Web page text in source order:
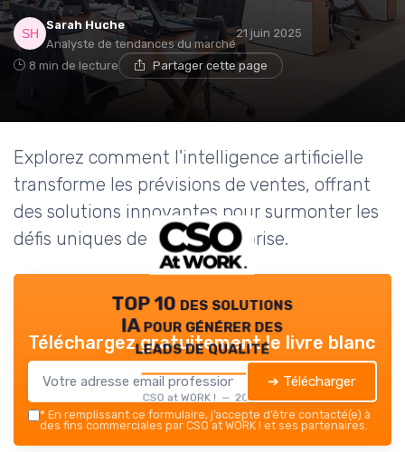
Sarah Huche
Analyste de tendances du marché
21 juin 2025
8 min de lecture Partager cette page
Explorez comment l'intelligence artificielle
transforme les prévisions de ventes, offrant
des solutions innovantes pour surmonter les
défis uniques de notre entreprise.
TOP 10 des solutions
IA pour générer des
leads de qualité
CSO at WORK ! — 2026
Téléchargez gratuitement le livre blanc
➔ Télécharger
* En remplissant ce formulaire, j’accepte d’être contacté(e) à
des fins commerciales par CSO at WORK ! et ses partenaires.